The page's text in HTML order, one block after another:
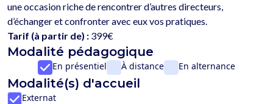
une occasion riche de rencontrer d’autres directeurs,
Tarif (à partir de) : 399€
Modalité pédagogique
En présentiel À distance En alternance
Modalité(s) d'accueil
Externat